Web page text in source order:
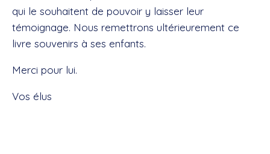
qui le souhaitent de pouvoir y laisser leur
témoignage. Nous remettrons ultérieurement ce
livre souvenirs à ses enfants.
Merci pour lui.
Vos élus